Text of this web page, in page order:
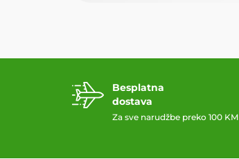
Besplatna
dostava
Za sve narudžbe preko 100 KM